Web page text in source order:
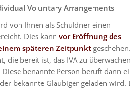
Voluntary Arrangements
von Ihnen als Schuldner einen
Dies kann vor Eröffnung des
späteren Zeitpunkt
die bereit ist, das IVA zu
benannte Person beruft dann
bekannte Gläubiger geladen wird.